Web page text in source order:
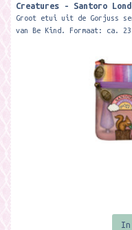
Creatures - Santoro
Groot etui uit de Gorjuss
van Be Kind. Formaat: ca.
In